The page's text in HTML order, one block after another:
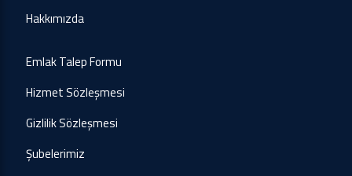
Hakkımızda
Emlak Talep Formu
Hizmet Sözleşmesi
Gizlilik Sözleşmesi
Şubelerimiz